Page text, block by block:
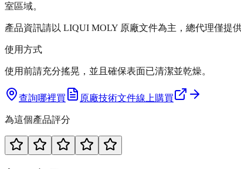
室區域。
產品資訊請以 LIQUI MOLY 原廠文件為主，總代理僅提
使用方式
使用前請充分搖晃，並且確保表面已清潔並乾燥。
查詢哪裡買 原廠技術文件線上購買
為這個產品評分